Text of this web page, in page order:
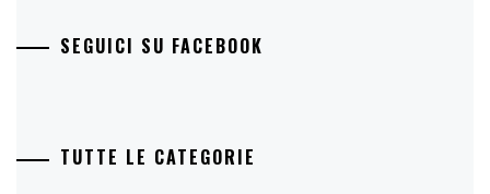
SEGUICI SU FACEBOOK
TUTTE LE CATEGORIE